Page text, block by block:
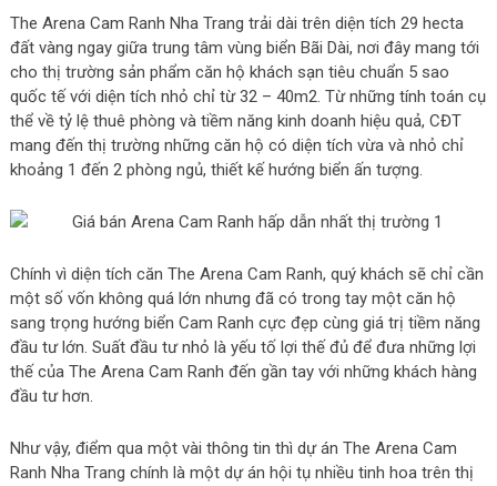
The Arena Cam Ranh Nha Trang trải dài trên diện tích 29 hecta
đất vàng ngay giữa trung tâm vùng biển Bãi Dài, nơi đây mang tới
cho thị trường sản phẩm căn hộ khách sạn tiêu chuẩn 5 sao
quốc tế với diện tích nhỏ chỉ từ 32 – 40m2. Từ những tính toán cụ
thể về tỷ lệ thuê phòng và tiềm năng kinh doanh hiệu quả, CĐT
mang đến thị trường những căn hộ có diện tích vừa và nhỏ chỉ
khoảng 1 đến 2 phòng ngủ, thiết kế hướng biển ấn tượng.
Chính vì diện tích căn The Arena Cam Ranh, quý khách sẽ chỉ cần
một số vốn không quá lớn nhưng đã có trong tay một căn hộ
sang trọng hướng biển Cam Ranh cực đẹp cùng giá trị tiềm năng
đầu tư lớn. Suất đầu tư nhỏ là yếu tố lợi thế đủ để đưa những lợi
thế của The Arena Cam Ranh đến gần tay với những khách hàng
đầu tư hơn.
Như vậy, điểm qua một vài thông tin thì dự án The Arena Cam
Ranh Nha Trang chính là một dự án hội tụ nhiều tinh hoa trên thị